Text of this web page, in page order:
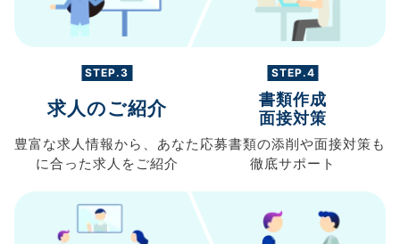
STEP.3
求人のご紹介
豊富な求人情報から、 あなた
に合った求人を ご紹介
STEP.4
書類作成
面接対策
応募書類の添削や面接対策も
徹底サポート